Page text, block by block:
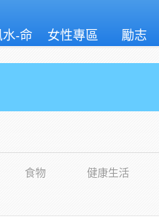
水-命
理
女性專區 勵志
食物 健康生活